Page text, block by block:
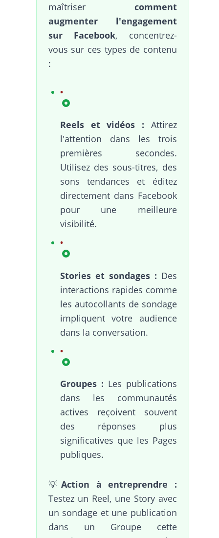
maîtriser comment
augmenter l'engagement
sur Facebook, concentrez-
vous sur ces types de contenu
:
Reels et vidéos : Attirez
l'attention dans les trois
premières secondes.
Utilisez des sous-titres, des
sons tendances et éditez
directement dans Facebook
pour une meilleure
visibilité.
Stories et sondages : Des
interactions rapides comme
les autocollants de sondage
impliquent votre audience
dans la conversation.
Groupes : Les publications
dans les communautés
actives reçoivent souvent
des réponses plus
significatives que les Pages
publiques.
💡Action à entreprendre :
Testez un Reel, une Story avec
un sondage et une publication
dans un Groupe cette